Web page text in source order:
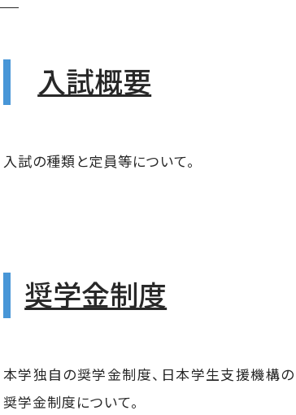
入試概要
入試の種類と定員等について。
奨学金制度
本学独自の奨学金制度、日本学生支援機構の
奨学金制度について。